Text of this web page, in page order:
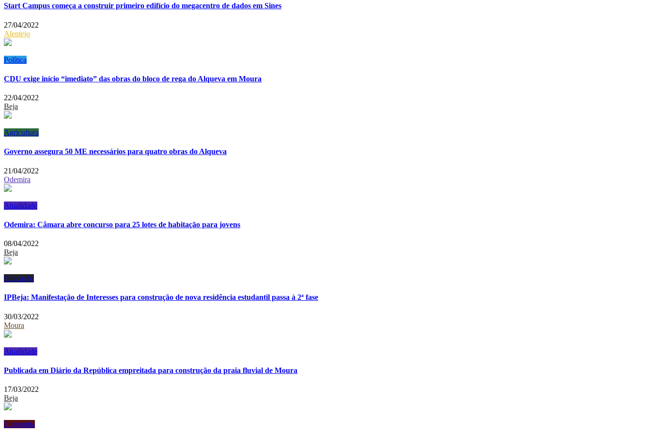
Start Campus começa a construir primeiro edifício do megacentro de dados em Sines
27/04/2022
Alentejo
Política
CDU exige início “imediato” das obras do bloco de rega do Alqueva em Moura
22/04/2022
Beja
Agricultura
Governo assegura 50 ME necessários para quatro obras do Alqueva
21/04/2022
Odemira
Atualidade
Odemira: Câmara abre concurso para 25 lotes de habitação para jovens
08/04/2022
Beja
Educação
IPBeja: Manifestação de Interesses para construção de nova residência estudantil passa à 2ª fase
30/03/2022
Moura
Atualidade
Publicada em Diário da República empreitada para construção da praia fluvial de Moura
17/03/2022
Beja
Economia